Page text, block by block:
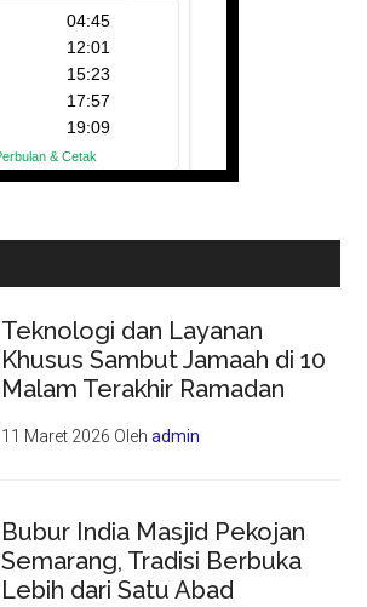
Teknologi dan Layanan
Khusus Sambut Jamaah di 10
Malam Terakhir Ramadan
11 Maret 2026 Olehadmin
Bubur India Masjid Pekojan
Semarang, Tradisi Berbuka
Lebih dari Satu Abad